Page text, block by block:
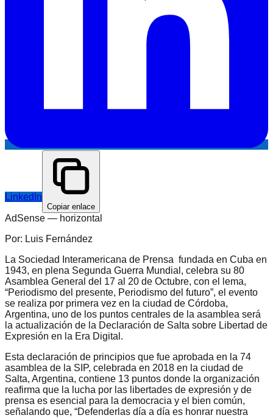
LinkedIn
Copiar enlace
AdSense — horizontal
Por: Luis Fernández
La Sociedad Interamericana de Prensa fundada en Cuba en
1943, en plena Segunda Guerra Mundial, celebra su 80
Asamblea General del 17 al 20 de Octubre, con el lema,
“Periodismo del presente, Periodismo del futuro”, el evento
se realiza por primera vez en la ciudad de Córdoba,
Argentina, uno de los puntos centrales de la asamblea será
la actualización de la Declaración de Salta sobre Libertad de
Expresión en la Era Digital.
Esta declaración de principios que fue aprobada en la 74
asamblea de la SIP, celebrada en 2018 en la ciudad de
Salta, Argentina, contiene 13 puntos donde la organización
reafirma que la lucha por las libertades de expresión y de
prensa es esencial para la democracia y el bien común,
señalando que, “Defenderlas día a día es honrar nuestra